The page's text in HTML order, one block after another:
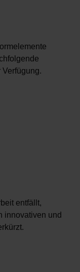
entfällt,
innovativen und